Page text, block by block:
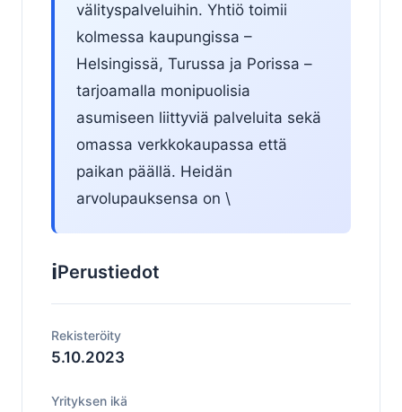
välityspalveluihin. Yhtiö toimii
kolmessa kaupungissa –
Helsingissä, Turussa ja Porissa –
tarjoamalla monipuolisia
asumiseen liittyviä palveluita sekä
omassa verkkokaupassa että
paikan päällä. Heidän
arvolupauksensa on \
ℹ️Perustiedot
Rekisteröity
5.10.2023
Yrityksen ikä